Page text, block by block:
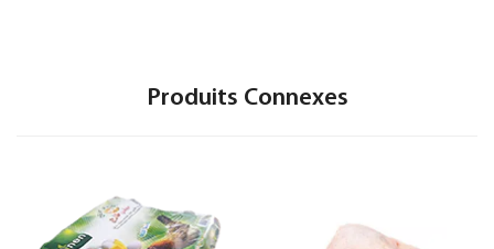
Produits Connexes